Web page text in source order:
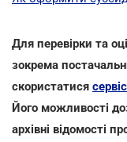
Для перевірки та
зокрема
скористатися
Його можливості
архівні відомості